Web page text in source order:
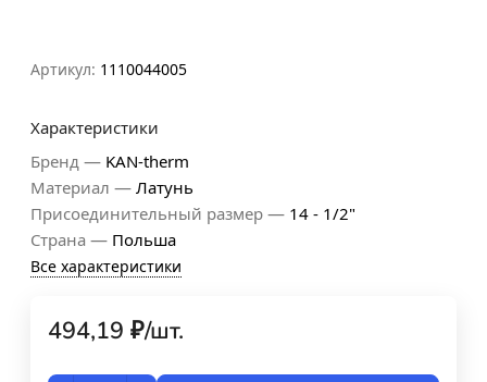
Артикул: 1110044005
Характеристики
Бренд — KAN-therm
Материал — Латунь
Присоединительный размер — 14 - 1/2"
Страна — Польша
Все характеристики
494,19 ₽/шт.